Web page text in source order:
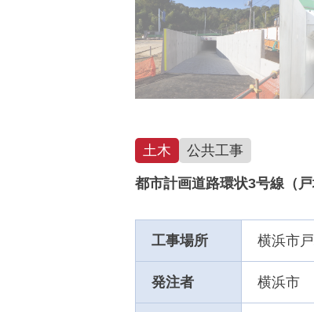
土木 公共工事
都市計画道路環状3号線（
工事場所 横浜市
発注者 横浜市